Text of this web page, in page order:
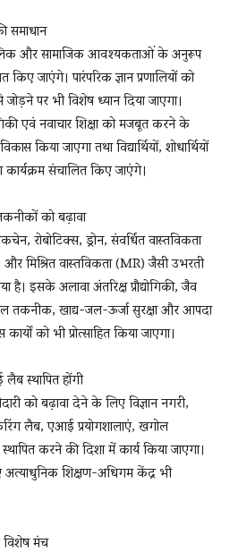
समाधान
और सामाजिक आवश्यकताओं के अनुरूप
जाएंगे। पारंपरिक ज्ञान प्रणालियों को
पर भी विशेष ध्यान दिया जाएगा।
एवं नवाचार शिक्षा को मजबूत करने के
किया जाएगा तथा विद्यार्थियों, शोधार्थियों
संचालित किए जाएंगे।
को बढ़ावा
रोबोटिक्स, ड्रोन, संवर्धित वास्तविकता
मिश्रित वास्तविकता (MR) जैसी उभरती
इसके अलावा अंतरिक्ष प्रौद्योगिकी, जैव
तकनीक, खाद्य-जल-ऊर्जा सुरक्षा और आपदा
को भी प्रोत्साहित किया जाएगा।
स्थापित होंगी
को बढ़ावा देने के लिए विज्ञान नगरी,
लैब, एआई प्रयोगशालाएं, खगोल
करने की दिशा में कार्य किया जाएगा।
शिक्षण-अधिगम केंद्र भी
विशेष मंच